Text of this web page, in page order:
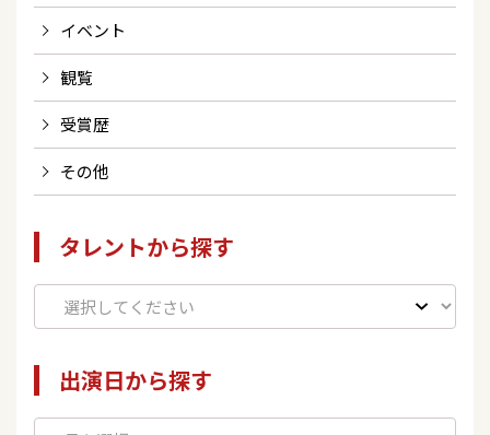
イベント
観覧
受賞歴
その他
タレントから探す
出演日から探す